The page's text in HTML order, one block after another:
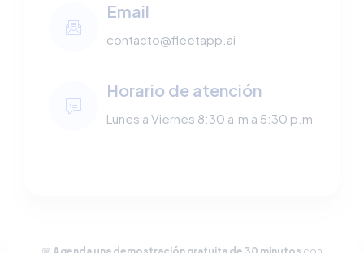
Email
contacto@fleetapp.ai
Horario de atención
Lunes a Viernes 8:30 a.m a 5:30 p.m